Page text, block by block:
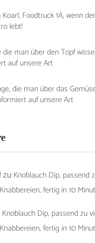
Foodtruck 1A, wenn
lebt!
die man über den Topf
auf unsere Art
die man über das
auf unsere Art
zu Knoblauch Dip, passend
fertig in 10
Knoblauch Dip, passend zu
fertig in 10